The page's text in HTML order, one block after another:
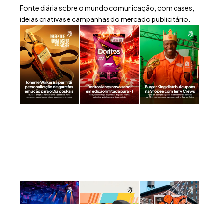
Fonte diária sobre o mundo comunicação, com cases,
ideias criativas e campanhas do mercado publicitário.